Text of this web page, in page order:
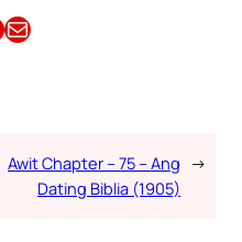
Email this Article
Awit Chapter – 75 – Ang
Dating Biblia (1905)
→